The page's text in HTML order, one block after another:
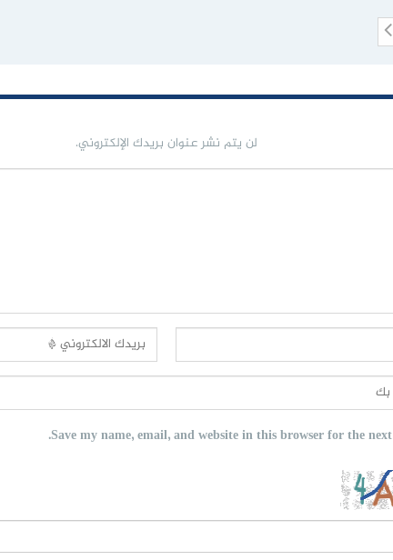
لن يتم نشر عنوان بريدك الإلكتروني.
Save my name, email, and website in this browser for the